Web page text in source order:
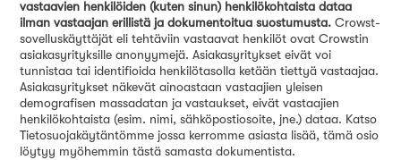
vastaavien henkilöiden (kuten sinun) henkilökohtaista dataa
ilman vastaajan erillistä ja dokumentoitua suostumusta. Crowst-
sovelluskäyttäjät eli tehtäviin vastaavat henkilöt ovat Crowstin
asiakasyrityksille anonyymejä. Asiakasyritykset eivät voi
tunnistaa tai identifioida henkilötasolla ketään tiettyä vastaajaa.
Asiakasyritykset näkevät ainoastaan vastaajien yleisen
demografisen massadatan ja vastaukset, eivät vastaajien
henkilökohtaista (esim. nimi, sähköpostiosoite, jne.) dataa. Katso
Tietosuojakäytäntömme jossa kerromme asiasta lisää, tämä osio
löytyy myöhemmin tästä samasta dokumentista.